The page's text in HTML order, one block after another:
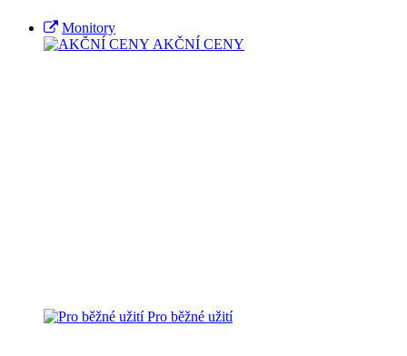
Monitory
AKČNÍ CENY
Pro běžné užití